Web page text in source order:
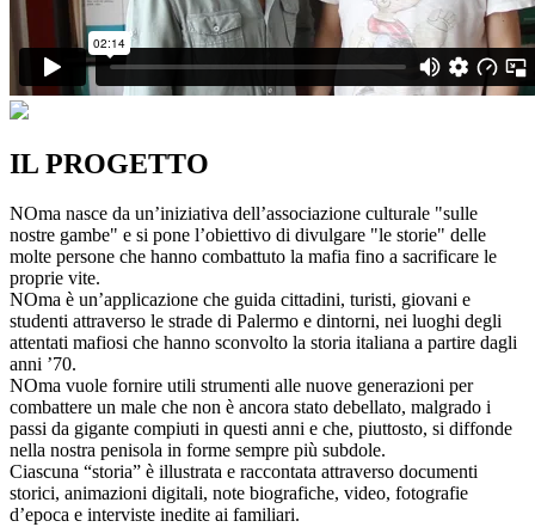
IL PROGETTO
NOma nasce da un’iniziativa dell’associazione culturale "sulle
nostre gambe" e si pone l’obiettivo di divulgare "le storie" delle
molte persone che hanno combattuto la mafia fino a sacrificare le
proprie vite.
NOma è un’applicazione che guida cittadini, turisti, giovani e
studenti attraverso le strade di Palermo e dintorni, nei luoghi degli
attentati mafiosi che hanno sconvolto la storia italiana a partire dagli
anni ’70.
NOma vuole fornire utili strumenti alle nuove generazioni per
combattere un male che non è ancora stato debellato, malgrado i
passi da gigante compiuti in questi anni e che, piuttosto, si diffonde
nella nostra penisola in forme sempre più subdole.
Ciascuna “storia” è illustrata e raccontata attraverso documenti
storici, animazioni digitali, note biografiche, video, fotografie
d’epoca e interviste inedite ai familiari.